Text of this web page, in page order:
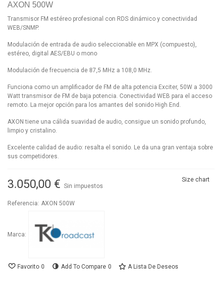
AXON 500W
Transmisor FM estéreo profesional con RDS dinámico y conectividad
WEB/SNMP.
Modulación de entrada de audio seleccionable en MPX (compuesto),
estéreo, digital AES/EBU o mono
Modulación de frecuencia de 87,5 MHz a 108,0 MHz.
Funciona como un amplificador de FM de alta potencia Exciter, 50W a 3000
Watt transmisor de FM de baja potencia. Conectividad WEB para el acceso
remoto. La mejor opción para los amantes del sonido High End.
AXON tiene una cálida suavidad de audio, consigue un sonido profundo,
limpio y cristalino.
Excelente calidad de audio: resalta el sonido. Le da una gran ventaja sobre
sus competidores.
3.050,00 € Sin impuestos
Size chart
Referencia: AXON 500W
Marca:
Favorito 0 Add To Compare 0 A Lista De Deseos